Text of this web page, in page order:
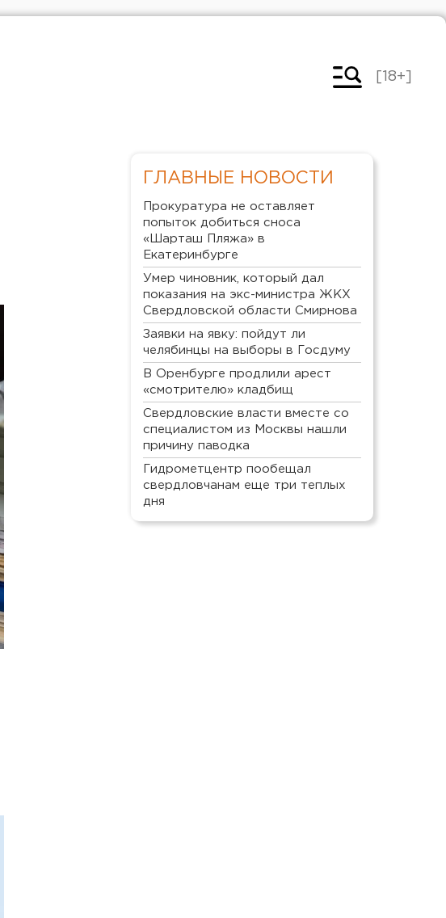
[18+]
ГЛАВНЫЕ НОВОСТИ
Прокуратура не оставляет
попыток добиться сноса
«Шарташ Пляжа» в
Екатеринбурге
Умер чиновник, который дал
показания на экс-министра ЖКХ
Свердловской области Смирнова
Заявки на явку: пойдут ли
челябинцы на выборы в Госдуму
В Оренбурге продлили арест
«смотрителю» кладбищ
Свердловские власти вместе со
специалистом из Москвы нашли
причину паводка
Гидрометцентр пообещал
свердловчанам еще три теплых
дня